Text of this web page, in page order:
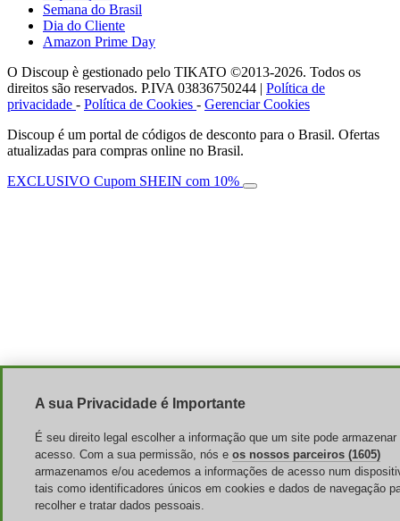
Semana do Brasil
Dia do Cliente
Amazon Prime Day
O Discoup è gestionado pelo TIKATO ©2013-2026. Todos os
direitos são reservados. P.IVA 03836750244 | Política de
privacidade - Política de Cookies - Gerenciar Cookies
Discoup é um portal de códigos de desconto para o Brasil. Ofertas
atualizadas para compras online no Brasil.
EXCLUSIVO Cupom SHEIN com 10%
A sua Privacidade é Importante
É seu direito legal escolher a informação que um site pode armazenar
acesso. Com a sua permissão, nós e os nossos parceiros (1605)
armazenamos e/ou acedemos a informações de acesso num
tais como identificadores únicos em cookies e dados de navegação
recolher e tratar dados pessoais.